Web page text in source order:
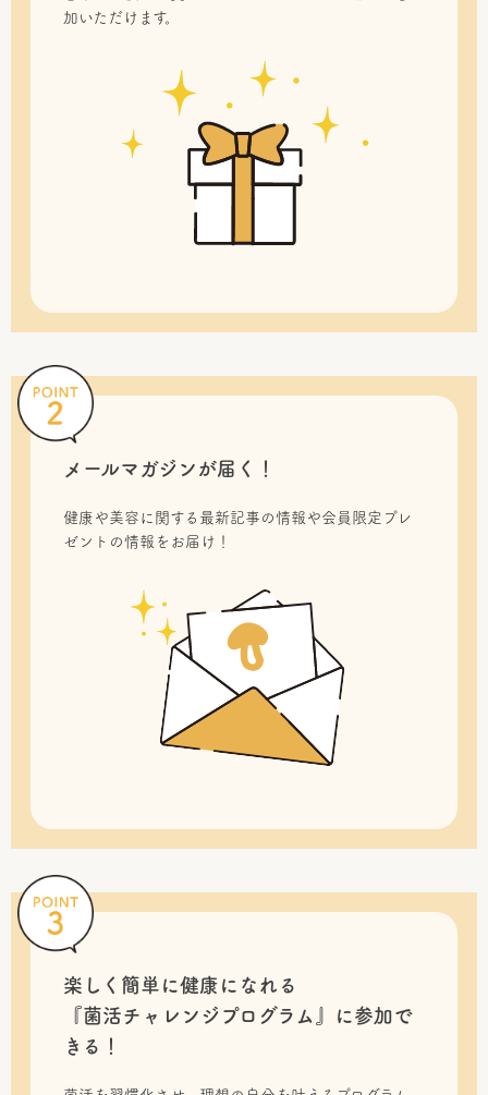
加いただけます。
メールマガジンが届く！
健康や美容に関する最新記事の情報や会員限定プレ
ゼントの情報をお届け！
楽しく簡単に健康になれる
『菌活チャレンジプログラム』に 参加で
きる！